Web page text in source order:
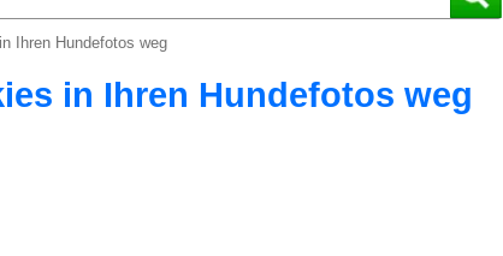
Ihren Hundefotos weg
in Ihren Hundefotos weg